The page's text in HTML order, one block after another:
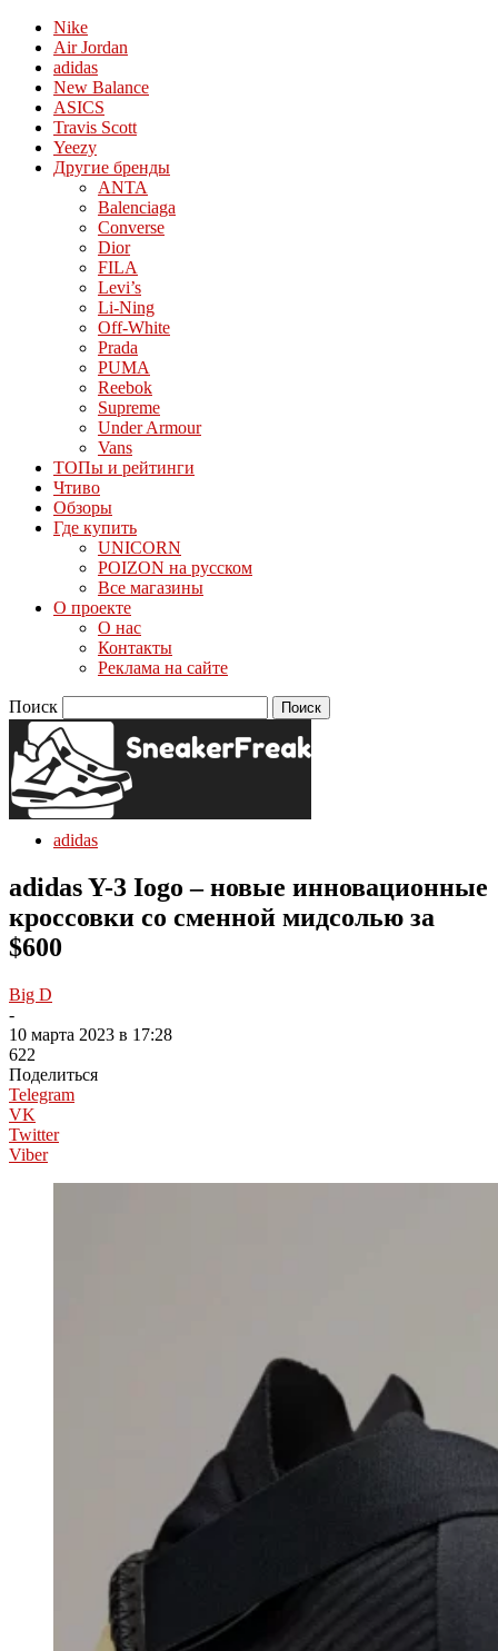
Nike
Air Jordan
adidas
New Balance
ASICS
Travis Scott
Yeezy
Другие бренды
ANTA
Balenciaga
Converse
Dior
FILA
Levi’s
Li-Ning
Off-White
Prada
PUMA
Reebok
Supreme
Under Armour
Vans
ТОПы и рейтинги
Чтиво
Обзоры
Где купить
UNICORN
POIZON на русском
Все магазины
О проекте
О нас
Контакты
Реклама на сайте
Поиск
adidas
adidas Y-3 Iogo – новые инновационные
кроссовки со сменной мидсолью за
$600
Big D
-
10 марта 2023 в 17:28
622
Поделиться
Telegram
VK
Twitter
Viber